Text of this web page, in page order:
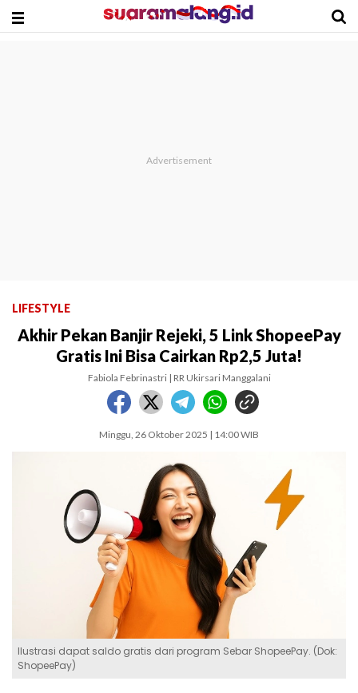
LIFESTYLE
Akhir Pekan Banjir Rejeki, 5 Link ShopeePay
Gratis Ini Bisa Cairkan Rp2,5 Juta!
Fabiola Febrinastri | RR Ukirsari Manggalani
Minggu, 26 Oktober 2025 | 14:00 WIB
Ilustrasi dapat saldo gratis dari program Sebar ShopeePay. (Dok:
ShopeePay)